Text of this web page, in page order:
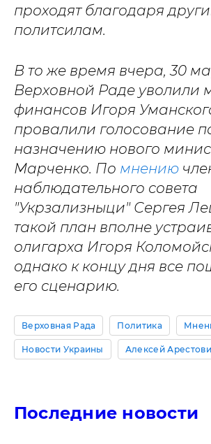
проходят благодаря
политсилам.
В то же время вчера, 30
Верховной Раде уволили
финансов Игоря
провалили голосование
назначению нового
Марченко. По мнению
наблюдательного совета
"Укрзализныци" Сергея
такой план вполне
олигарха Игоря
однако к концу дня все
его сценарию.
Верховная Рада Политика
Новости Украины Алексей
Последние новости